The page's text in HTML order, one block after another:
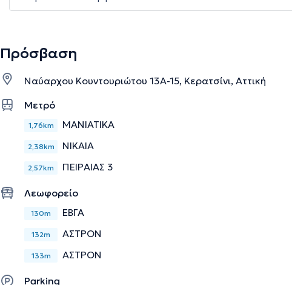
Πρόσβαση
Ναύαρχου Κουντουριώτου 13Α-15, Κερατσίνι, Αττική
Μετρό
1,76km ΜΑΝΙΑΤΙΚΑ
2,38km ΝΙΚΑΙΑ
2,57km ΠΕΙΡΑΙΑΣ 3
Λεωφορείο
130m ΕΒΓΑ
132m ΑΣΤΡΟΝ
133m ΑΣΤΡΟΝ
Parking